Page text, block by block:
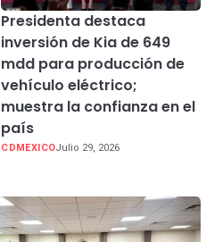
Presidenta destaca
inversión de Kia de 649
mdd para producción de
vehículo eléctrico;
muestra la confianza en el
país
CDMEXICOJulio 29, 2026